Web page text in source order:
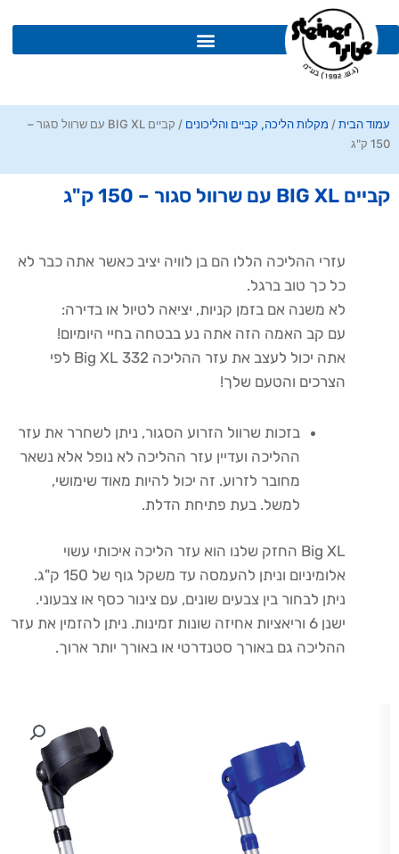
לתוכן
עמוד הבית/ מקלות הליכה, קביים והליכונים
/ קביים BIG XL עם שרוול סגור –
150 ק"ג
קביים BIG XL עם שרוול סגור – 150 ק"ג
עזרי ההליכה הללו הם בן לוויה יציב כאשר אתה כבר לא
כל כך טוב ברגל.
לא משנה אם בזמן קניות, יציאה לטיול או בדירה:
עם קב האמה הזה אתה נע בבטחה בחיי היומיום!
אתה יכול לעצב את עזר ההליכה 332 Big XL לפי
הצרכים והטעם שלך!
בזכות שרוול הזרוע הסגור, ניתן לשחרר את עזר
ההליכה ועדיין עזר ההליכה לא נופל אלא נשאר
מחובר לזרוע. זה יכול להיות מאוד שימושי,
למשל. בעת פתיחת הדלת.
Big XL החזק שלנו הוא עזר הליכה איכותי עשוי
אלומיניום וניתן להעמסה עד משקל גוף של 150 ק"ג.
ניתן לבחור בין צבעים שונים, עם צינור כסף או צבעוני.
ישנן 6 וריאציות אחיזה שונות זמינות. ניתן להזמין את עזר
ההליכה גם באורך סטנדרטי או באורך יותר ארוך.